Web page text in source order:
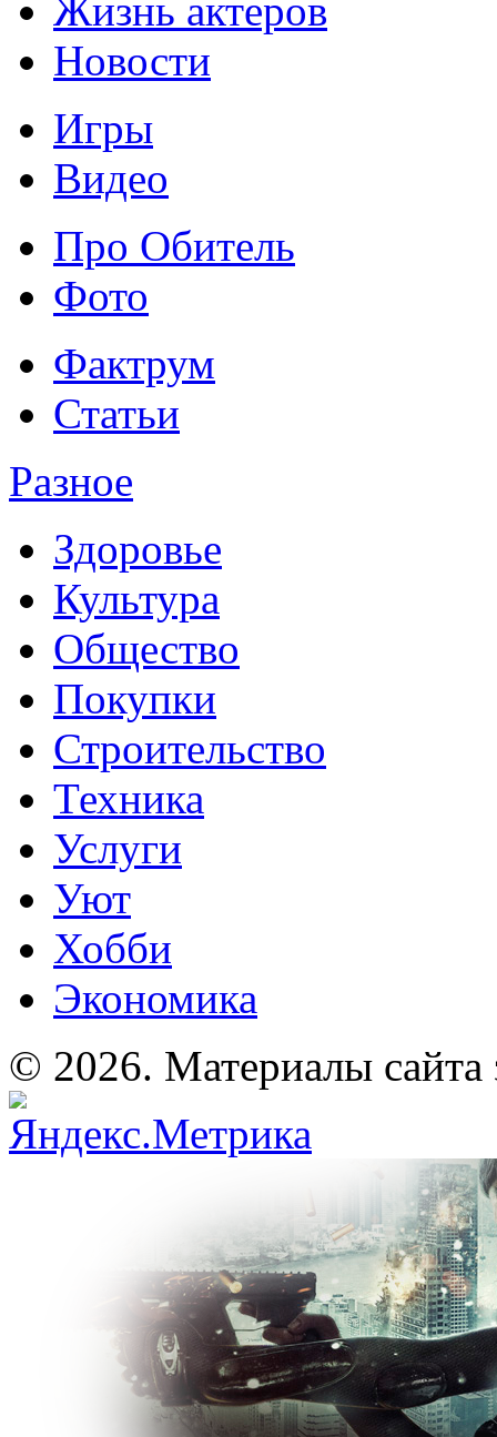
Жизнь актеров
Новости
Игры
Видео
Про Обитель
Фото
Фактрум
Статьи
Разное
Здоровье
Культура
Общество
Покупки
Строительство
Техника
Услуги
Уют
Хобби
Экономика
© 2026. Материалы